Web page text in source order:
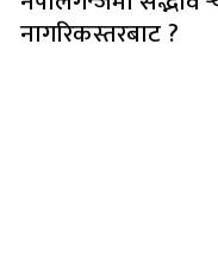
नागरिकस्तरबाट ?